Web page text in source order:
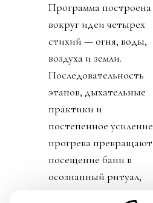
Программа построена
вокруг идеи четырех
стихий — огня, воды,
воздуха и земли.
Последовательность
этапов, дыхательные
практики и
постепенное усиление
прогрева превращают
посещение бани в
осознанный ритуал,